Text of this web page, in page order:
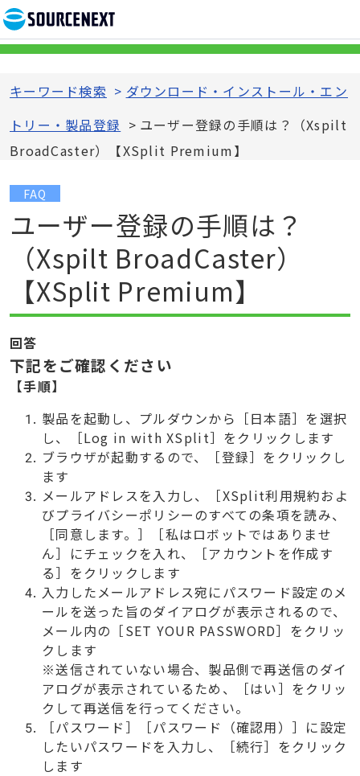
キーワード検索 > ダウンロード・インストール・エン
トリー・製品登録 > ユーザー登録の手順は？（Xspilt
BroadCaster）【XSplit Premium】
FAQ
ユーザー登録の手順は？
（Xspilt BroadCaster）
【XSplit Premium】
回答
下記をご確認ください
【手順】
製品を起動し、プルダウンから［日本語］を選択
し、［Log in with XSplit］をクリックします
ブラウザが起動するので、［登録］をクリックし
ます
メールアドレスを入力し、［XSplit利用規約およ
びプライバシーポリシーのすべての条項を読み、
［同意します。］［私はロボットではありませ
ん］にチェックを入れ、［アカウントを作成す
る］をクリックします
入力したメールアドレス宛にパスワード設定のメ
ールを送った旨のダイアログが表示されるので、
メール内の［SET YOUR PASSWORD］をクリッ
クします
※送信されていない場合、製品側で再送信のダイ
アログが表示されているため、［はい］をクリッ
クして再送信を行ってください。
［パスワード］［パスワード（確認用）］に設定
したいパスワードを入力し、［続行］をクリック
します